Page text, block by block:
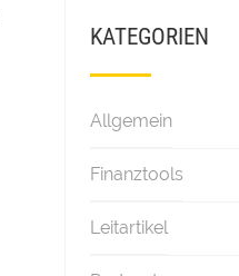
KATEGORIEN
Allgemein
Finanztools
Leitartikel